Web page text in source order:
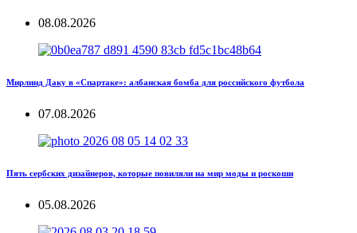
08.08.2026
Мирлинд Даку в «Спартаке»: албанская бомба для российского футбола
07.08.2026
Пять сербских дизайнеров, которые повиляли на мир моды и роскоши
05.08.2026